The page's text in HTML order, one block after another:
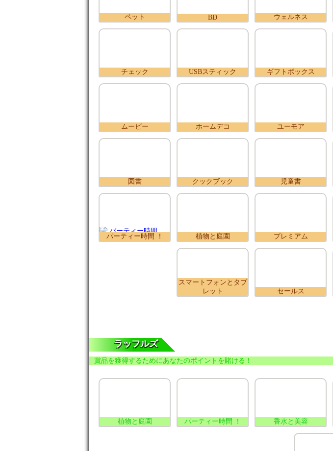
ペット BD ウェルネス
チェック USBスティック ギフトボックス
ムービー ホームデコ ユーモア
図書 クックブック 児童書
パーティー時間 ！ 植物と庭園 プレミアム
スマートフォンとタブ
レット
セールス
ラッフルズ
賞品を獲得するためにあなたのポイントを賭ける！
植物と庭園 パーティー時間 ！ 香水と美容